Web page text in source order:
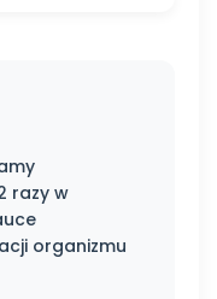
razy w
organizmu